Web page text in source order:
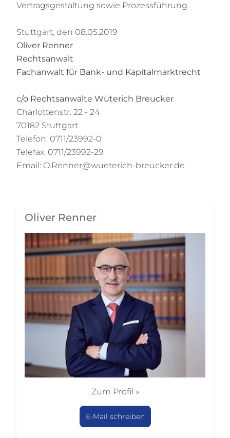
Vertragsgestaltung sowie Prozessführung.
Stuttgart, den 08.05.2019
Oliver Renner
Rechtsanwalt
Fachanwalt für Bank- und Kapitalmarktrecht
c/o Rechtsanwälte Wüterich Breucker
Charlottenstr. 22 - 24
70182 Stuttgart
Telefon: 0711/23992-0
Telefax: 0711/23992-29
Email: O.Renner@wueterich-breucker.de
Oliver Renner
Zum Profil »
E-Mail schreiben